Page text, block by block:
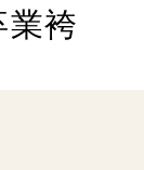
業袴